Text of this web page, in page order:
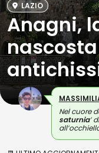
LAZIO
Anagni,
Nel cuore
saturnia’